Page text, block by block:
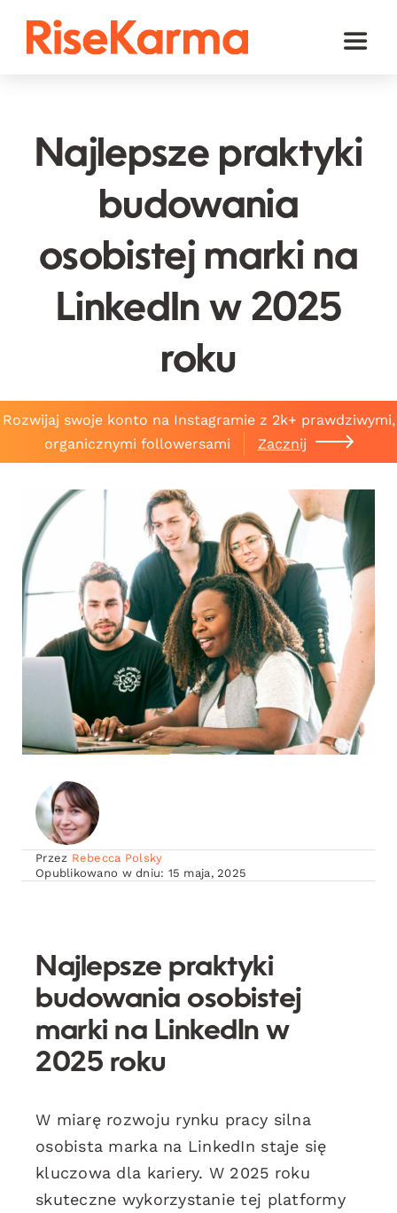
Toggle
TikTok
Facebook
YouTube
Twitter (𝕏)
Inne
Najlepsze praktyki
budowania
osobistej marki na
LinkedIn w 2025
roku
Rozwijaj swoje konto na Instagramie z 2k+ prawdziwymi,
organicznymi followersami
Zacznij
Przez Rebecca Polsky
Opublikowano w dniu: 15 maja, 2025
Najlepsze praktyki
budowania osobistej
marki na LinkedIn w
2025 roku
W miarę rozwoju rynku pracy silna
osobista marka na LinkedIn staje się
kluczowa dla kariery. W 2025 roku
skuteczne wykorzystanie tej platformy